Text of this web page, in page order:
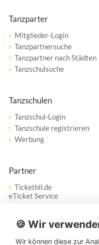
Tanzparter
Mitglieder-Login
Tanzpartnersuche
Tanzpartner nach Städten
Tanzschulsuche
Tanzschulen
Tanzschul-Login
Tanzschule registrieren
Werbung
Partner
Ticketbil.de
eTicket Service
Vertrag widerrufen
🍪 Wir
Wir können diese zur